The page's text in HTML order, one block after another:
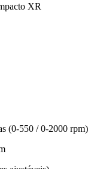
XR
(0-550 / 0-2000 rpm)